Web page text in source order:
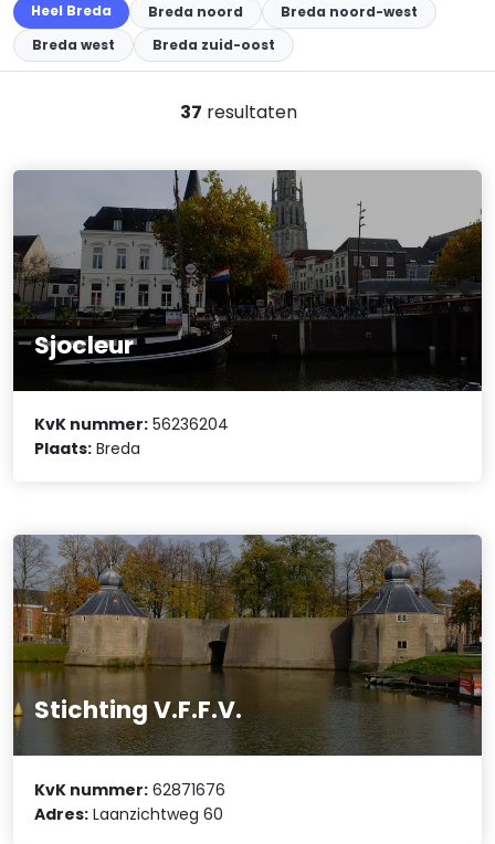
Heel Breda Breda noord
Breda noord-west
Breda west
Breda zuid-oost
37 resultaten
Sjocleur
KvK nummer: 56236204
Plaats: Breda
Stichting V.F.F.V.
KvK nummer: 62871676
Adres: Laanzichtweg 60